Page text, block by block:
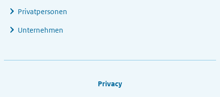
Privatpersonen
Unternehmen
Privacy